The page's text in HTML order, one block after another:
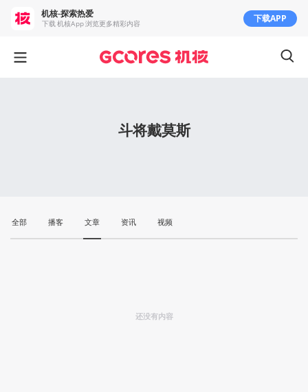
斗将戴莫斯
全部 播客 文章 资讯 视频
还没有内容
机核-探索热爱
下载 机核App 浏览更多精彩内容 下载APP